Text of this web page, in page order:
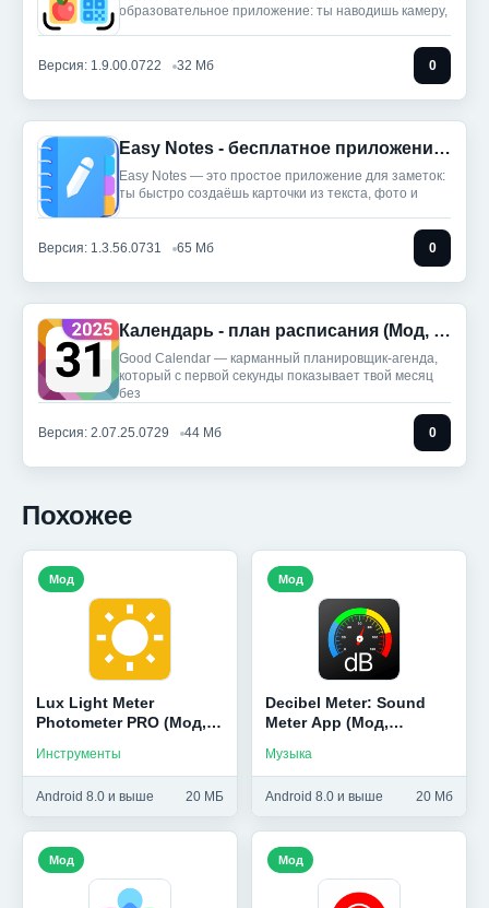
образовательное приложение: ты наводишь камеру,
Версия: 1.9.00.0722 32 Мб 0
Easy Notes - бесплатное приложение для заметок (Мод, Unlocked)
Easy Notes — это простое приложение для заметок:
ты быстро создаёшь карточки из текста, фото и
Версия: 1.3.56.0731 65 Мб 0
Календарь - план расписания (Мод, Unlocked)
Good Calendar — карманный планировщик-агенда,
который с первой секунды показывает твой месяц
без
Версия: 2.07.25.0729 44 Мб 0
Похожее
Lux Light Meter
Photometer PRO (Мод,
Инструменты
Android 8.0 и выше 20 МБ
Мод
Decibel Meter: Sound
Meter App (Мод,
Музыка
Android 8.0 и выше 20 Мб
Мод
Мод Мод